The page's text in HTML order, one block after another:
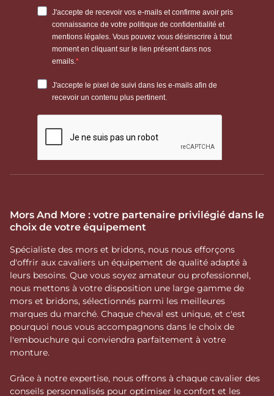
Mors And More : votre partenaire privilégié dans le
choix de votre équipement
Spécialiste des mors et bridons, nous nous efforçons
d'offrir aux cavaliers un équipement de qualité adapté à
leurs besoins. Que vous soyez amateur ou professionnel,
nous mettons à votre disposition une large gamme de
mors et bridons, sélectionnés parmi les meilleures
marques du marché. Chaque cheval est unique, et c'est
pourquoi nous vous accompagnons dans le choix de
l'embouchure qui conviendra parfaitement à votre
monture.
Grâce à notre expertise, nous offrons à chaque cavalier des
conseils personnalisés pour optimiser le confort et les